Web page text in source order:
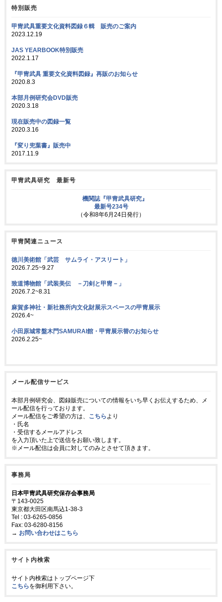
特別販売
甲冑武具重要文化資料図録６輯 販売のご案内
2023.12.19
JAS YEARBOOK特別販売
2022.1.17
『甲冑武具 重要文化資料図録』再販のお知らせ
2020.8.3
本部月例研究会DVD販売
2020.3.18
現在販売中の図録一覧
2020.3.16
『変り兜葉書』販売中
2017.11.9
甲冑武具研究 最新号
機関誌『甲冑武具研究』
最新号234号
（令和8年6月24日発行）
甲冑関連ニュース
徳川美術館「武芸 サムライ・アスリート」
2026.7.25~9.27
致道博物館「武装美伝 －刀剣と甲冑－」
2026.7.2~8.31
麻賀多神社・新社務所内文化財展示スペースの甲冑展示
2026.4~
小田原城常盤木門SAMURAI館・甲冑展示替のお知らせ
2026.2.25~
メール配信サービス
本部月例研究会、図録販売についての情報をいち早くお伝えするため、メ
ール配信を行っております。
メール配信をご希望の方は、 こちら より
・氏名
・受信するメールアドレス
を入力頂いた上で送信をお願い致します。
※メール配信は会員に対してのみとさせて頂きます。
事務局
日本甲冑武具研究保存会事務局
〒143-0025
東京都大田区南馬込1-38-3
Tel : 03-6265-0856
Fax: 03-6280-8156
→ お問い合わせはこちら
サイト内検索
サイト内検索はトップページ下
こちらを御利用下さい。